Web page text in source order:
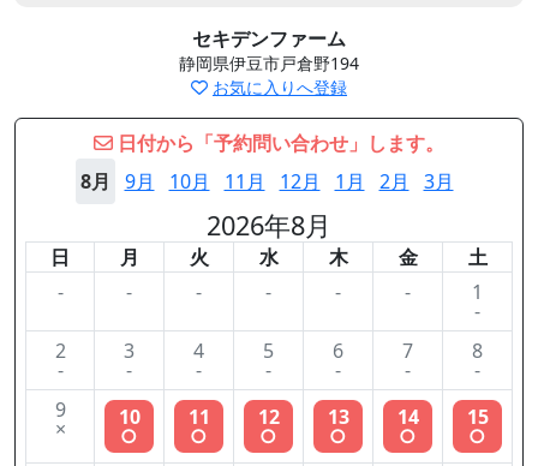
セキデンファーム
静岡県伊豆市戸倉野194
お気に入りへ登録
日付から「予約問い合わせ」します。
8月
9月 10月 11月 12月 1月 2月 3月
2026年8月
日 月 火 水 木 金
土
-
- - - - - 1
-
2
-
3
-
4
-
5
-
6
-
7
-
8
-
9
× 10
○
11
○
12
○
13
○
14
○
15
○